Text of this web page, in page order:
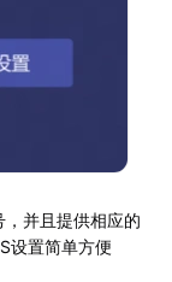
并且提供相应的
设置简单方便